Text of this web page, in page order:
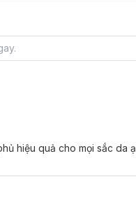
hiệu quả cho mọi sắc da ạ